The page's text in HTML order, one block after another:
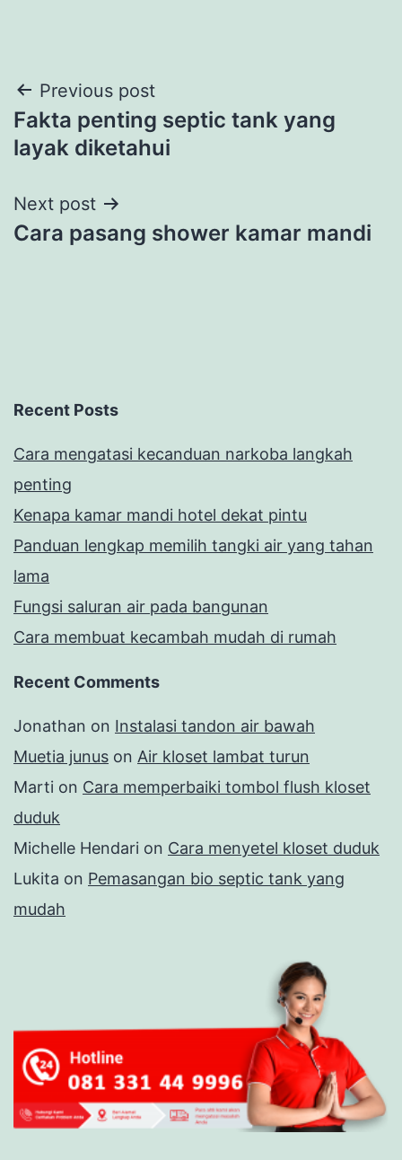
Post
navigation
Previous post
Fakta penting septic tank yang
layak diketahui
Next post
Cara pasang shower kamar mandi
Recent Posts
Cara mengatasi kecanduan narkoba langkah
penting
Kenapa kamar mandi hotel dekat pintu
Panduan lengkap memilih tangki air yang tahan
lama
Fungsi saluran air pada bangunan
Cara membuat kecambah mudah di rumah
Recent Comments
Jonathan on Instalasi tandon air bawah
Muetia junus on Air kloset lambat turun
Marti on Cara memperbaiki tombol flush kloset
duduk
Michelle Hendari on Cara menyetel kloset duduk
Lukita on Pemasangan bio septic tank yang
mudah